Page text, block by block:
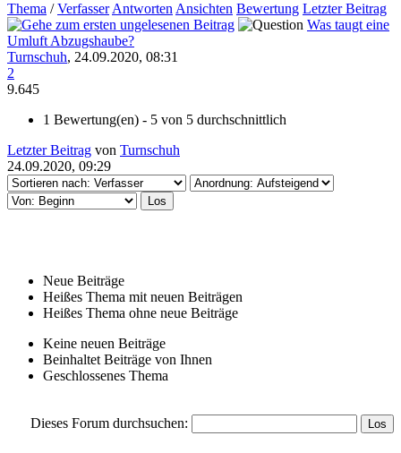
Thema /Verfasser Antworten Ansichten Bewertung Letzter Beitrag
Was taugt eine
Umluft Abzugshaube?
Turnschuh, 24.09.2020, 08:31
2
9.645
1 Bewertung(en) - 5 von 5 durchschnittlich
Letzter Beitrag von Turnschuh
24.09.2020, 09:29
Neue Beiträge
Heißes Thema mit neuen Beiträgen
Heißes Thema ohne neue Beiträge
Keine neuen Beiträge
Beinhaltet Beiträge von Ihnen
Geschlossenes Thema
Dieses Forum durchsuchen: